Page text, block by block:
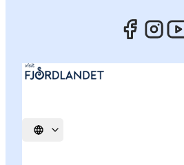
Sprache auswählen